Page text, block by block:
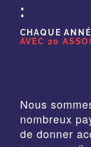
:
CHAQUE
AVEC 20
Nous
nombreux
de donner